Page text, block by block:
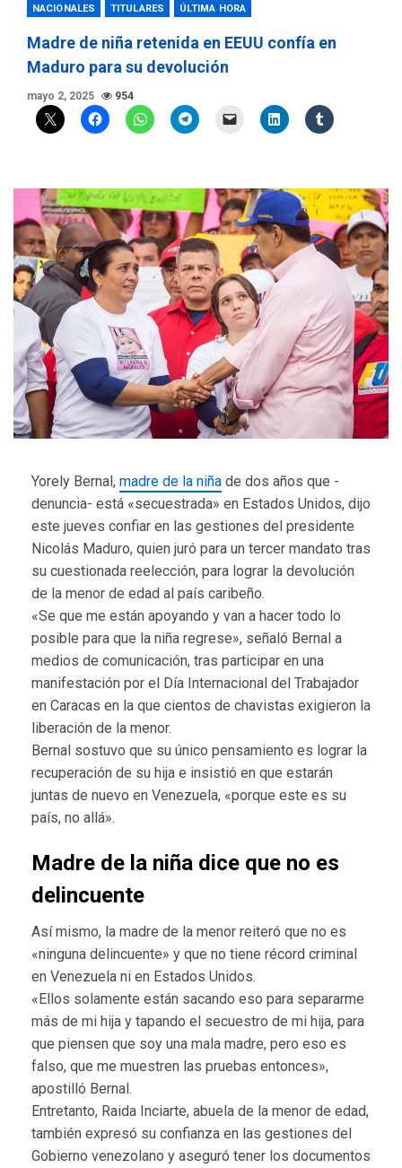
NACIONALES TITULARES ÚLTIMA HORA
Madre de niña retenida en EEUU confía en
Maduro para su devolución
mayo 2, 2025 954
Yorely Bernal, madre de la niña de dos años que -
denuncia- está «secuestrada» en Estados Unidos, dijo
este jueves confiar en las gestiones del presidente
Nicolás Maduro, quien juró para un tercer mandato tras
su cuestionada reelección, para lograr la devolución
de la menor de edad al país caribeño.
«Se que me están apoyando y van a hacer todo lo
posible para que la niña regrese», señaló Bernal a
medios de comunicación, tras participar en una
manifestación por el Día Internacional del Trabajador
en Caracas en la que cientos de chavistas exigieron la
liberación de la menor.
Bernal sostuvo que su único pensamiento es lograr la
recuperación de su hija e insistió en que estarán
juntas de nuevo en Venezuela, «porque este es su
país, no allá».
Madre de la niña dice que no es
delincuente
Así mismo, la madre de la menor reiteró que no es
«ninguna delincuente» y que no tiene récord criminal
en Venezuela ni en Estados Unidos.
«Ellos solamente están sacando eso para separarme
más de mi hija y tapando el secuestro de mi hija, para
que piensen que soy una mala madre, pero eso es
falso, que me muestren las pruebas entonces»,
apostilló Bernal.
Entretanto, Raida Inciarte, abuela de la menor de edad,
también expresó su confianza en las gestiones del
Gobierno venezolano y aseguró tener los documentos